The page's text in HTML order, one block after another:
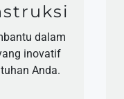
dalam
inovatif
Anda.